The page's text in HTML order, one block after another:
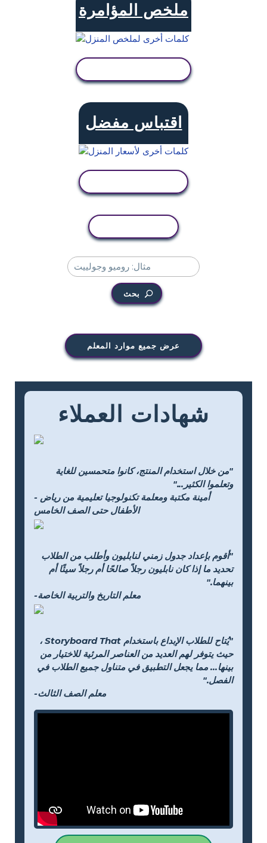
ملخص المؤامرة
اقتباس مفضل
بحث
عرض جميع موارد المعلم
شهادات العملاء
"من خلال استخدام المنتج، كانوا متحمسين للغاية
وتعلموا الكثير..."
- أمينة مكتبة ومعلمة تكنولوجيا تعليمية من رياض
الأطفال حتى الصف الخامس
"أقوم بإعداد جدول زمني لنابليون وأطلب من الطلاب
تحديد ما إذا كان نابليون رجلاً صالحًا أم رجلاً سيئًا أم
بينهما."
-معلم التاريخ والتربية الخاصة
"يُتاح للطلاب الإبداع باستخدام Storyboard That ،
حيث يتوفر لهم العديد من العناصر المرئية للاختيار من
بينها... مما يجعل التطبيق في متناول جميع الطلاب في
الفصل."
-معلم الصف الثالث